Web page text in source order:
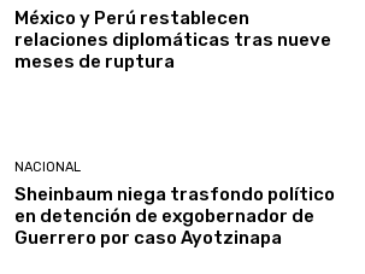
México y Perú restablecen
relaciones diplomáticas tras nueve
meses de ruptura
NACIONAL
Sheinbaum niega trasfondo político
en detención de exgobernador de
Guerrero por caso Ayotzinapa